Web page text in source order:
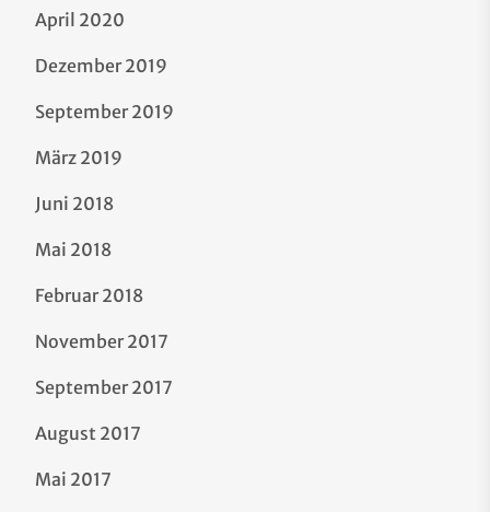
April 2020
Dezember 2019
September 2019
März 2019
Juni 2018
Mai 2018
Februar 2018
November 2017
September 2017
August 2017
Mai 2017